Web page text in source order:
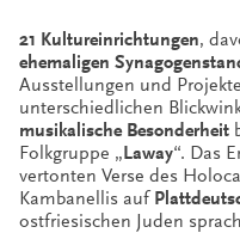
21 Kultureinrichtungen,
ehemaligen
Ausstellungen und
unterschiedlichen
musikalische Besonderheit
Folkgruppe „Laway“. Das
vertonten Verse des
Kambanellis auf
ostfriesischen Juden